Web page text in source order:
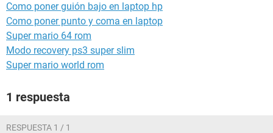
Como poner guión bajo en laptop hp
Como poner punto y coma en laptop
Super mario 64 rom
Modo recovery ps3 super slim
Super mario world rom
1 respuesta
RESPUESTA 1 / 1